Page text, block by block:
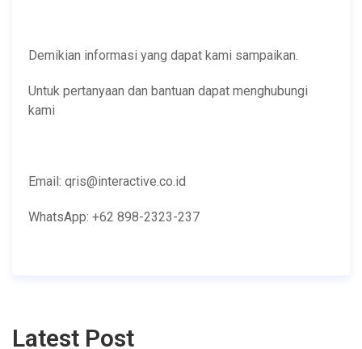
Demikian informasi yang dapat kami sampaikan.
Untuk pertanyaan dan bantuan dapat menghubungi
kami
Email: qris@interactive.co.id
WhatsApp: +62 898-2323-237
Latest Post